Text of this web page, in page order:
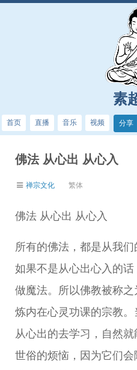
素
首页 直播 音乐 视频 分享
佛法 从心出 从心入
禅宗文化 繁体
佛法 从心出 从心入
所有的佛法，都是从我们
如果不是从心出心入的
做魔法。所以佛教被称
炼内在心灵功课的宗教。
从心出的去学习，自然
世俗的烦恼，因为它们